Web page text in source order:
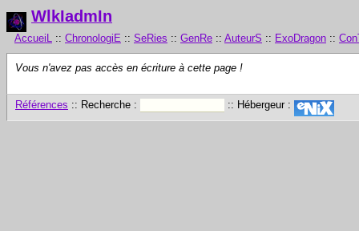
WlkIadmIn
AccueiL :: ChronologiE :: SeRies :: GenRe :: AuteurS :: ExoDragon ::
Vous n'avez pas accès en écriture à cette page !
Références :: Recherche : :: Hébergeur :